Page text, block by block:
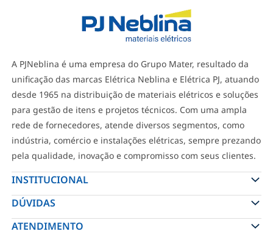
A PJNeblina é uma empresa do Grupo Mater, resultado da
unificação das marcas Elétrica Neblina e Elétrica PJ, atuando
desde 1965 na distribuição de materiais elétricos e soluções
para gestão de itens e projetos técnicos. Com uma ampla
rede de fornecedores, atende diversos segmentos, como
indústria, comércio e instalações elétricas, sempre prezando
pela qualidade, inovação e compromisso com seus clientes.
INSTITUCIONAL
DÚVIDAS
ATENDIMENTO